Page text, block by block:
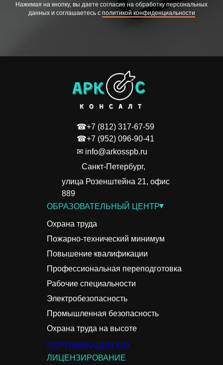
Нажимая на кнопку, вы даете согласие на обработку персональных
данных и соглашаетесь c политикой конфиденциальности
ОБРАЗОВАТЕЛЬНЫЙ ЦЕНТР
Охрана труда
▾
Повышение квалификации
Профессиональная переподготовка
Рабочие специальности
Электробезопасность
Промышленная безопасность
СЕРТИФИКАЦИЯ ISO
ЛИЦЕНЗИРОВАНИЕ
☎+7 (812) 317-67-59
☎+7 (952) 096-90-41
✉ info@arkosspb.ru
Санкт-Петербург,
улица Розенштейна 21, офис
889
Пожарно-технический минимум
Охрана труда на высоте